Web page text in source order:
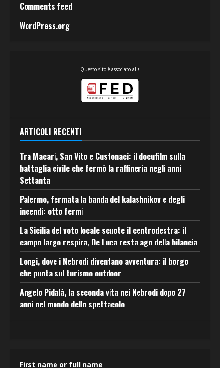
Comments feed
WordPress.org
Questo sito è associato alla
ARTICOLI RECENTI
Tra Macari, San Vito e Custonaci: il docufilm sulla
battaglia civile che fermò la raffineria negli anni
Settanta
Palermo, fermata la banda del kalashnikov e degli
incendi: otto fermi
La Sicilia del voto locale scuote il centrodestra: il
campo largo respira, De Luca resta ago della bilancia
Longi, dove i Nebrodi diventano avventura: il borgo
che punta sul turismo outdoor
Angelo Pidalà, la seconda vita nei Nebrodi dopo 27
anni nel mondo dello spettacolo
First name or full name